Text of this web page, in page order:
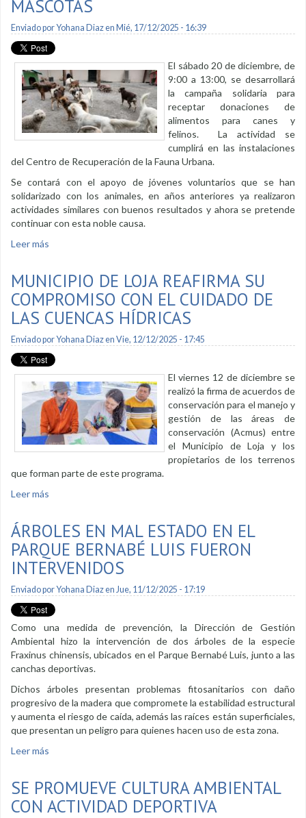
MASCOTAS
Enviado porYohana Diazen Mié, 17/12/2025 - 16:39
El sábado 20 de diciembre, de
9:00 a 13:00, se desarrollará
la campaña solidaria para
receptar donaciones de
alimentos para canes y
felinos. La actividad se
cumplirá en las instalaciones
del Centro de Recuperación de la Fauna Urbana.
Se contará con el apoyo de jóvenes voluntarios que se han
solidarizado con los animales, en años anteriores ya realizaron
actividades similares con buenos resultados y ahora se pretende
continuar con esta noble causa.
Leer más
MUNICIPIO DE LOJA REAFIRMA SU
COMPROMISO CON EL CUIDADO DE
LAS CUENCAS HÍDRICAS
Enviado porYohana Diazen Vie, 12/12/2025 - 17:45
El viernes 12 de diciembre se
realizó la firma de acuerdos de
conservación para el manejo y
gestión de las áreas de
conservación (Acmus) entre
el Municipio de Loja y los
propietarios de los terrenos
que forman parte de este programa.
Leer más
ÁRBOLES EN MAL ESTADO EN EL
PARQUE BERNABÉ LUIS FUERON
INTERVENIDOS
Enviado porYohana Diazen Jue, 11/12/2025 - 17:19
Como una medida de prevención, la Dirección de Gestión
Ambiental hizo la intervención de dos árboles de la especie
Fraxinus chinensis, ubicados en el Parque Bernabé Luis, junto a las
canchas deportivas.
Dichos árboles presentan problemas fitosanitarios con daño
progresivo de la madera que compromete la estabilidad estructural
y aumenta el riesgo de caída, además las raíces están superficiales,
que presentan un peligro para quienes hacen uso de esta zona.
Leer más
SE PROMUEVE CULTURA AMBIENTAL
CON ACTIVIDAD DEPORTIVA